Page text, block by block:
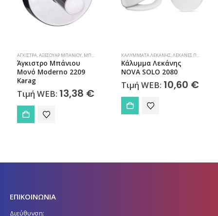
ΜΠΆΝΙΟ
ΆΓΚΙΣΤΡΑ,ΑΞΕΣΟΥΆΡ ΜΠΆΝΙΟΥ, ΜΠΆΝΙΟ
Άγκιστρο Μπάνιου
Μονό Moderno 2209
Karag
Τιμή WEB: 13,38 €
ΚΑΛΎΜΜΑΤΑ ΛΕΚΆΝΗΣ,ΛΕΚΆΝΕΣ ΠΟΡΣΕΛΆΝΗΣ
Κάλυμμα Λεκάνης
NOVA SOLO 2080
Τιμή WEB: 10,60 €
ΕΠΙΚΟΙΝΩΝΙΑ
Διεύθυνση: